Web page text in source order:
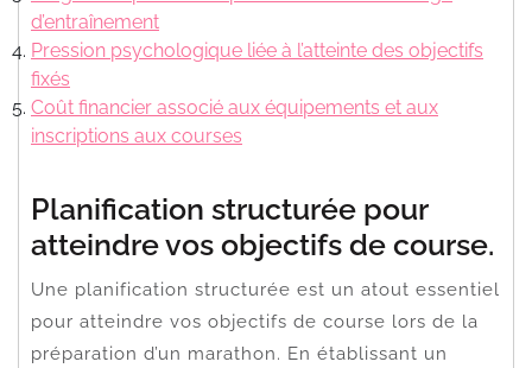
d’entraînement
Pression psychologique liée à l’atteinte des objectifs
fixés
Coût financier associé aux équipements et aux
inscriptions aux courses
Planification structurée pour
atteindre vos objectifs de course.
Une planification structurée est un atout essentiel
pour atteindre vos objectifs de course lors de la
préparation d’un marathon. En établissant un